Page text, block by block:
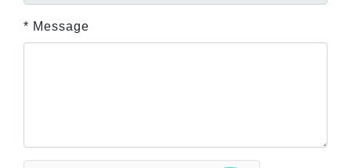
* Message